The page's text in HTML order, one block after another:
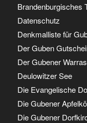
Brandenburgisches
Datenschutz
Denkmalliste für
Der Guben
Der Gubener
Deulowitzer See
Die Evangelische
Die Gubener
Die Gubener